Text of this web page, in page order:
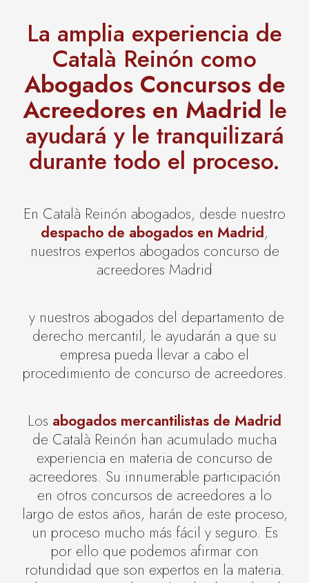
La amplia experiencia de
Català Reinón como
Abogados Concursos de
Acreedores en Madrid le
ayudará y le tranquilizará
durante todo el proceso.
En Català Reinón abogados, desde nuestro
despacho de abogados en Madrid,
nuestros expertos abogados concurso de
acreedores Madrid
y nuestros abogados del departamento de
derecho mercantil, le ayudarán a que su
empresa pueda llevar a cabo el
procedimiento de concurso de acreedores.
Los abogados mercantilistas de Madrid
de Català Reinón han acumulado mucha
experiencia en materia de concurso de
acreedores. Su innumerable participación
en otros concursos de acreedores a lo
largo de estos años, harán de este proceso,
un proceso mucho más fácil y seguro. Es
por ello que podemos afirmar con
rotundidad que son expertos en la materia.